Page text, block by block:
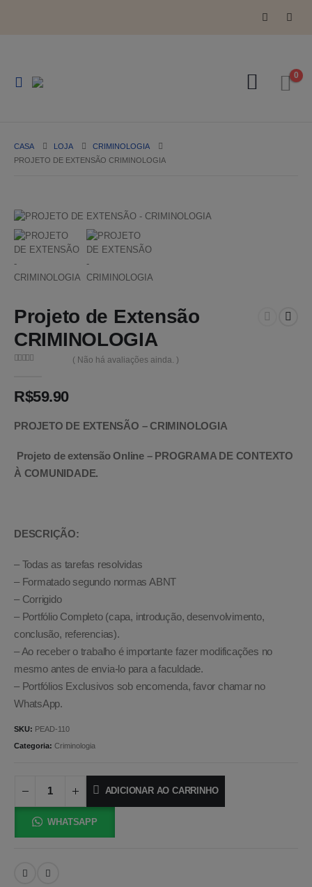
0
CASA LOJA
CRIMINOLOGIA
PROJETO DE EXTENSÃO CRIMINOLOGIA
Projeto de Extensão
CRIMINOLOGIA
( Não há avaliações ainda. )
R$59.90
PROJETO DE EXTENSÃO – CRIMINOLOGIA
Projeto de extensão Online – PROGRAMA DE CONTEXTO
À COMUNIDADE.
DESCRIÇÃO:
– Todas as tarefas resolvidas
– Formatado segundo normas ABNT
– Corrigido
– Portfólio Completo (capa, introdução, desenvolvimento,
conclusão, referencias).
– Ao receber o trabalho é importante fazer modificações no
mesmo antes de envia-lo para a faculdade.
– Portfólios Exclusivos sob encomenda, favor chamar no
WhatsApp.
SKU: PEAD-110
Categoria: Criminologia
ADICIONAR AO CARRINHO
WHATSAPP